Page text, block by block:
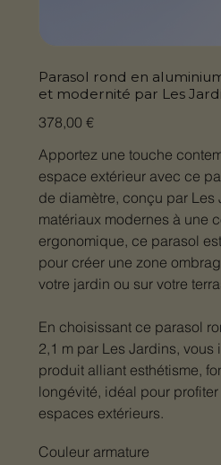
Parasol rond en
et modernité par Les
Prix
378,00 €
Apportez une touche
espace extérieur avec ce
de diamètre, conçu par Les
matériaux modernes à une
ergonomique, ce parasol
pour créer une zone
votre jardin ou sur votre
En choisissant ce parasol
2,1 m par Les Jardins, vous
produit alliant esthétisme,
longévité, idéal pour
espaces extérieurs.​
Couleur armature